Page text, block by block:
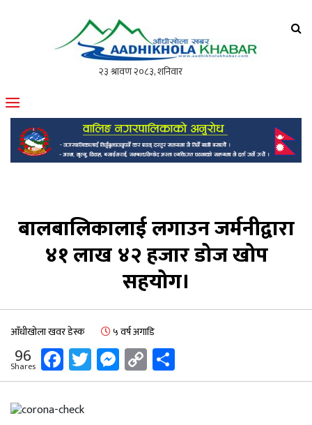
मोफसलकै लोकप्रिय अनलाइन पत्रिका
बालबालिकालाई लगाउन जर्मनीद्वारा
४१ लाख ४२ हजार डोज खोप
सहयोग।
आँधीखोला खवर डेस्क ५ वर्ष अगाडि
96
Shares Facebook
Twitter
Messenger
Copy
Link